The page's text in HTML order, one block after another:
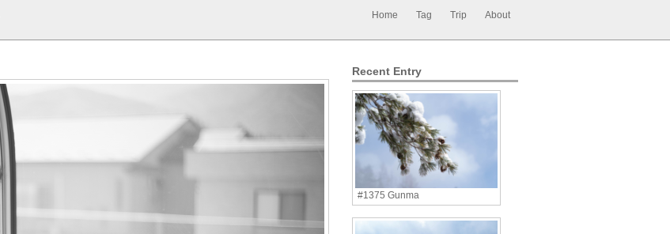
Home Tag Trip About
Recent Entry
#1375 Gunma